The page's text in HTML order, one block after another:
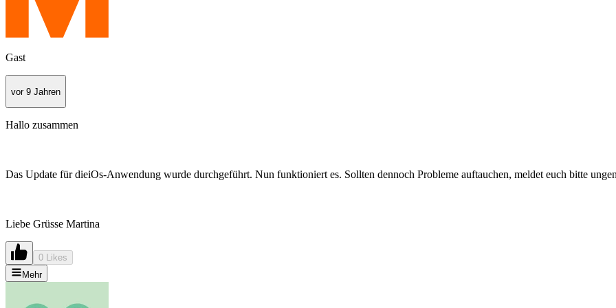
Gast
vor 9 Jahren
Hallo zusammen
Das Update für dieiOs-Anwendung wurde durchgeführt. Nun funktioniert es. Sollten dennoch Probleme auftauchen, meldet euch bitte
Liebe Grüsse Martina
0 Likes
Mehr